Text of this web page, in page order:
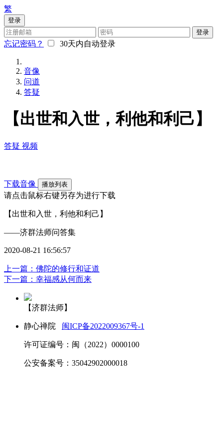
繁
登录
登录
忘记密码？ 30天内自动登录
音像
问道
答疑
【出世和入世，利他和利己】
答疑 视频
下载音像 播放列表
请点击鼠标右键另存为进行下载
【出世和入世，利他和利己】
——济群法师问答集
2020-08-21 16:56:57
上一篇：佛陀的修行和证道
下一篇：幸福感从何而来
【济群法师】
静心禅院 闽ICP备2022009367号-1
许可证编号：闽（2022）0000100
公安备案号：35042902000018